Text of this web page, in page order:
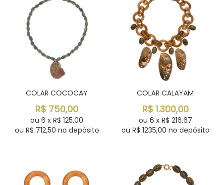
COLAR COCOCAY
R$ 750,00
ou 6 x R$ 125,00
ou R$ 712,50 no depósito
COLAR CALAYAM
R$ 1.300,00
ou 6 x R$ 216,67
ou R$ 1235,00 no depósito